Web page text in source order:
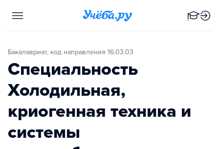
Бакалавриат, код направления 16.03.03
Специальность
Холодильная,
криогенная техника и
системы